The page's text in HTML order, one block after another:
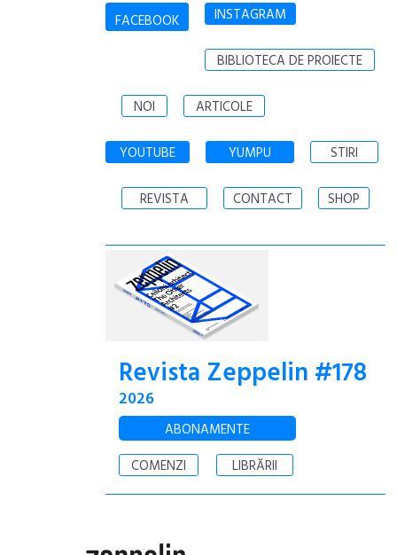
FACEBOOK INSTAGRAM
BIBLIOTECA DE PROIECTE
NOI ARTICOLE
YOUTUBE YUMPU STIRI
REVISTA CONTACT SHOP
Revista Zeppelin #178
2026
ABONAMENTE
COMENZI
LIBRĂRII